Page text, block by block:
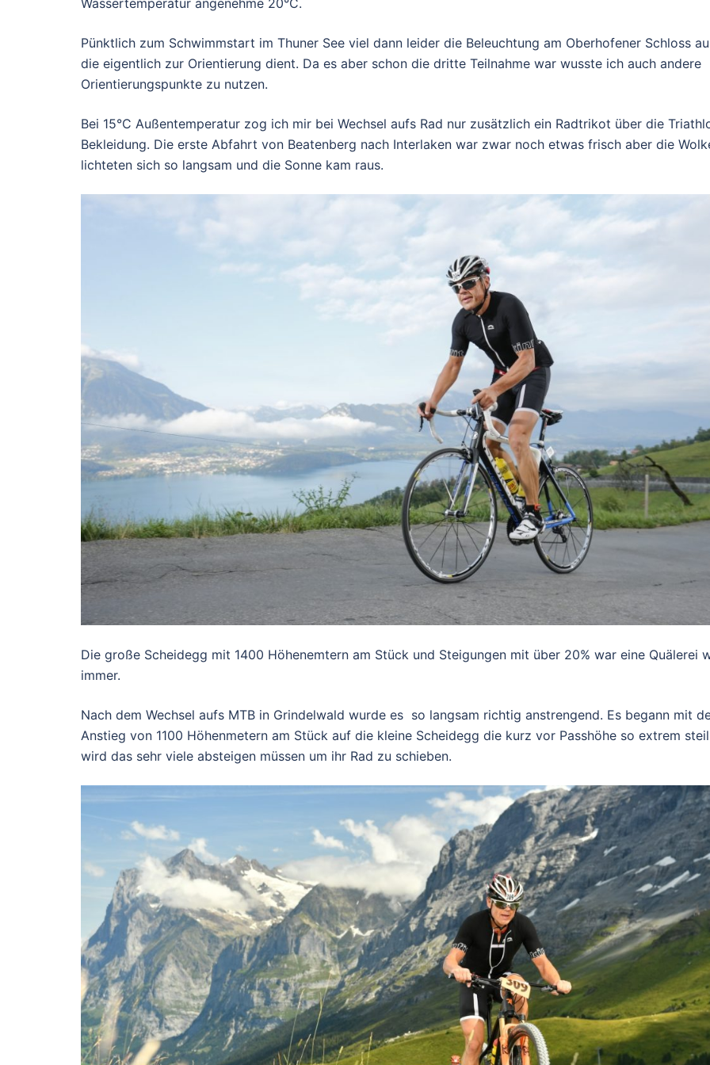
Wassertemperatur angenehme 20°C.
Pünktlich zum Schwimmstart im Thuner See viel dann leider die Beleuchtung am Oberhofener Schloss
die eigentlich zur Orientierung dient. Da es aber schon die dritte Teilnahme war wusste ich auch andere
Orientierungspunkte zu nutzen.
Bei 15°C Außentemperatur zog ich mir bei Wechsel aufs Rad nur zusätzlich ein Radtrikot über die
Bekleidung. Die erste Abfahrt von Beatenberg nach Interlaken war zwar noch etwas frisch aber die
lichteten sich so langsam und die Sonne kam raus.
Die große Scheidegg mit 1400 Höhenemtern am Stück und Steigungen mit über 20% war eine Quälerei
immer.
Nach dem Wechsel aufs MTB in Grindelwald wurde es so langsam richtig anstrengend. Es begann mit
Anstieg von 1100 Höhenmetern am Stück auf die kleine Scheidegg die kurz vor Passhöhe so extrem steil
wird das sehr viele absteigen müssen um ihr Rad zu schieben.